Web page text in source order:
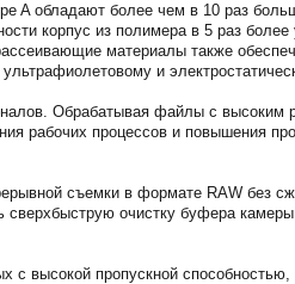
A обладают более чем в 10 раз
корпус из полимера в 5 раз
материалы также
и
Обрабатывая файлы с высоким
рабочих процессов и повышения
съемки в формате RAW без
сверхбыструю очистку буфера
с высокой пропускной